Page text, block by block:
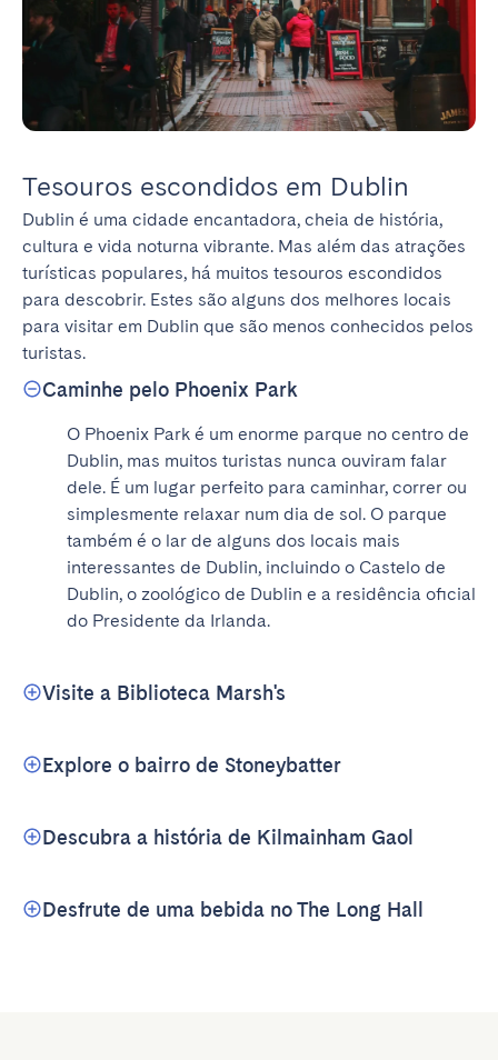
Tesouros escondidos em Dublin
Dublin é uma cidade encantadora, cheia de história,
cultura e vida noturna vibrante. Mas além das atrações
turísticas populares, há muitos tesouros escondidos
para descobrir. Estes são alguns dos melhores locais
para visitar em Dublin que são menos conhecidos pelos
turistas.
Caminhe pelo Phoenix Park
O Phoenix Park é um enorme parque no centro de
Dublin, mas muitos turistas nunca ouviram falar
dele. É um lugar perfeito para caminhar, correr ou
simplesmente relaxar num dia de sol. O parque
também é o lar de alguns dos locais mais
interessantes de Dublin, incluindo o Castelo de
Dublin, o zoológico de Dublin e a residência oficial
do Presidente da Irlanda.
Visite a Biblioteca Marsh's
Explore o bairro de Stoneybatter
Descubra a história de Kilmainham Gaol
Desfrute de uma bebida no The Long Hall